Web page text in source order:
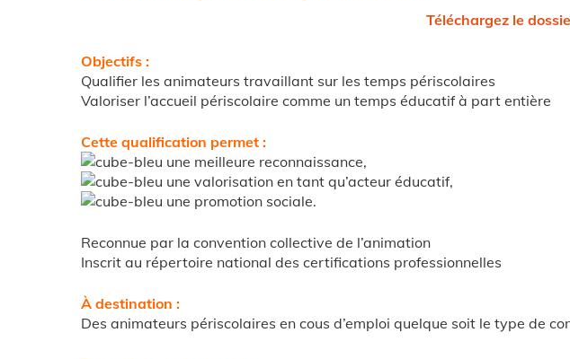
Téléchargez le
Objectifs :
Qualifier les animateurs travaillant sur les temps périscolaires
Valoriser l’accueil périscolaire comme un temps éducatif à part entière
Cette qualification permet :
une meilleure reconnaissance,
une valorisation en tant qu’acteur éducatif,
une promotion sociale.
Reconnue par la convention collective de l’animation
Inscrit au répertoire national des certifications professionnelles
À destination :
Des animateurs périscolaires en cous d’emploi quelque soit le type de